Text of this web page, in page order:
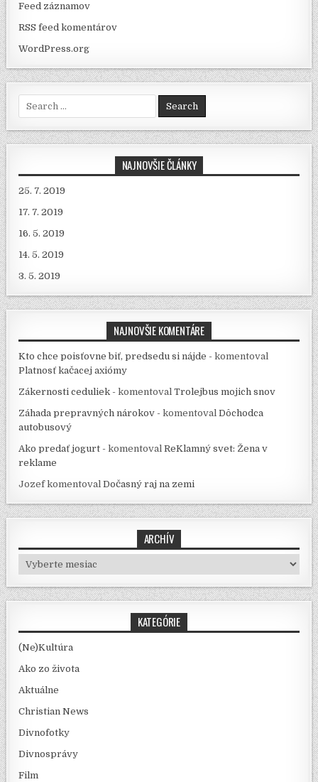
Feed záznamov
RSS feed komentárov
WordPress.org
Search for:
NAJNOVŠIE ČLÁNKY
25. 7. 2019
17. 7. 2019
16. 5. 2019
14. 5. 2019
3. 5. 2019
NAJNOVŠIE KOMENTÁRE
Kto chce poisťovne biť, predsedu si nájde - komentoval
Platnosť kačacej axiómy
Zákernosti ceduliek - komentovalTrolejbus mojich snov
Záhada prepravných nárokov - komentovalDôchodca
autobusový
Ako predať jogurt - komentovalReKlamný svet: Žena v
reklame
JozefkomentovalDočasný raj na zemi
ARCHÍV
Archív
KATEGÓRIE
(Ne)Kultúra
Ako zo života
Aktuálne
Christian News
Divnofotky
Divnosprávy
Film